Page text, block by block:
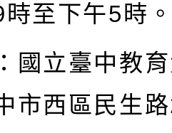
時至下午5 時
國立臺中教
市西區民生路